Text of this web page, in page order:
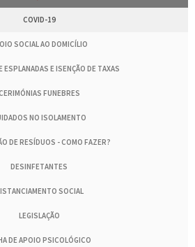
COVID-19
SOCIAL AO DOMICÍLIO
ESPLANADAS E ISENÇÃO DE TAXAS
FUNEBRES
NO ISOLAMENTO
DE RESÍDUOS - COMO FAZER?
DESINFETANTES
SOCIAL
LEGISLAÇÃO
DE APOIO PSICOLÓGICO